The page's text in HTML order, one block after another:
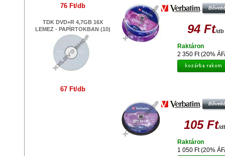
76 Ft/db
TDK DVD+R 4,7GB 16X
LEMEZ - PAPÍRTOKBAN (10)
67 Ft/db
94 Ft/db
2 350 Ft (20%
Raktáron
105 Ft/
1 050 Ft (20%
Raktáron